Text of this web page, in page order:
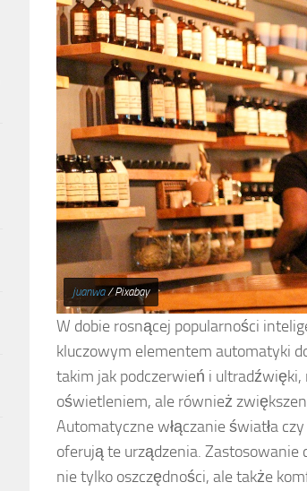
juanwa/ Pixabay
W dobie rosnącej popularności
kluczowym elementem automatyki
takim jak podczerwień i
oświetleniem, ale również
Automatyczne włączanie światła
oferują te urządzenia.
nie tylko oszczędności, ale także